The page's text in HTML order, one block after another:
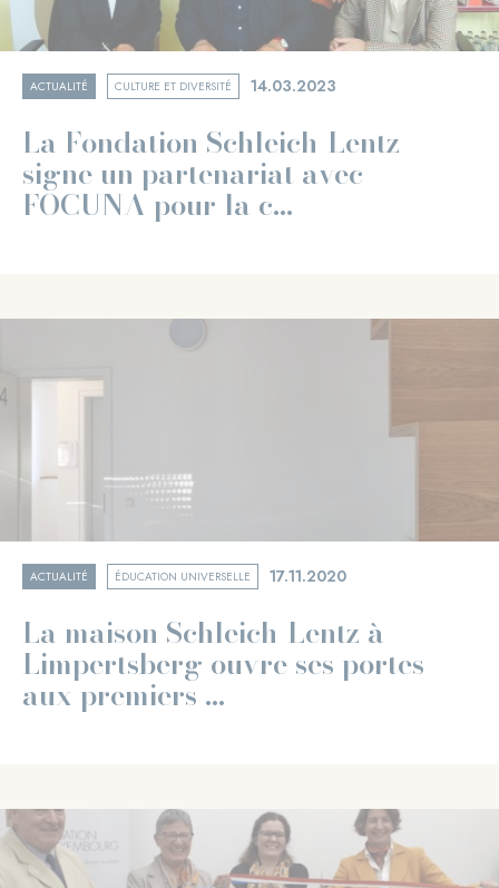
ACTUALITÉ CULTURE ET DIVERSITÉ 14.03.2023
La Fondation Schleich-Lentz
signe un partenariat avec
FOCUNA pour la c...
ACTUALITÉ ÉDUCATION UNIVERSELLE 17.11.2020
La maison Schleich-Lentz à
Limpertsberg ouvre ses portes
aux premiers ...